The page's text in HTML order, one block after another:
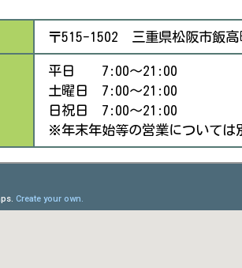
〒515-1502 三重県松阪市飯高
平日 7:00～21:00
土曜日 7:00～21:00
日祝日 7:00～21:00
※年末年始等の営業については